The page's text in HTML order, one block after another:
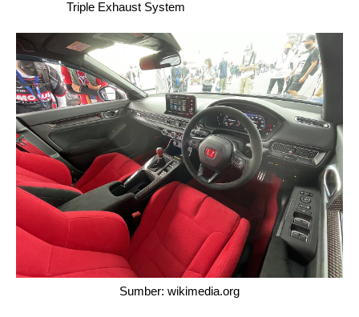
Triple Exhaust System
Sumber: wikimedia.org